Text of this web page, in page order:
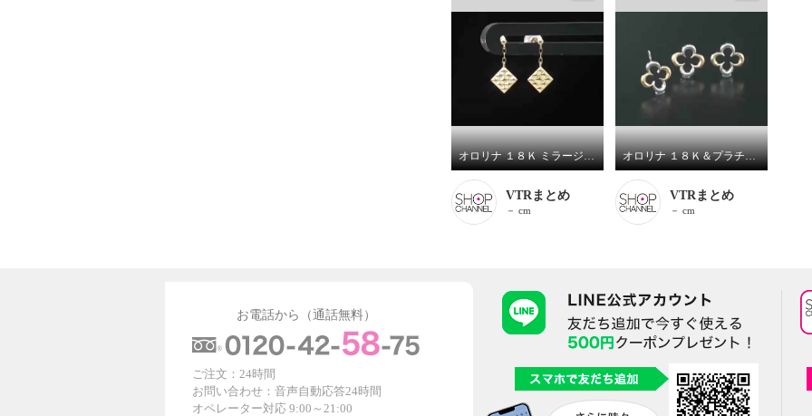
オロリナ １８Ｋ ミラージュ ピアス
VTRまとめ
－ cm
オロリナ １８Ｋ＆プラチナ９００ ルミナフラワー ピアス／ペンダントトップ
VTRまとめ
－ cm
お電話から（通話無料）
ご注文：24時間
お問い合わせ：音声自動応答24時間
オペレーター対応 9:00～21:00